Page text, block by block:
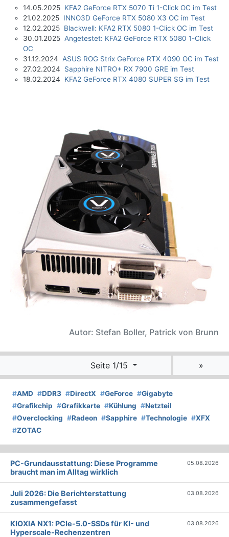
14.05.2025 KFA2 GeForce RTX 5070 Ti 1-Click OC im Test
21.02.2025 INNO3D GeForce RTX 5080 X3 OC im Test
12.02.2025 Blackwell: KFA2 RTX 5080 1-Click OC im Test
30.01.2025 Angetestet: KFA2 GeForce RTX 5080 1-Click
OC
31.12.2024 ASUS ROG Strix GeForce RTX 4090 OC im Test
27.02.2024 Sapphire NITRO+ RX 7900 GRE im Test
18.02.2024 KFA2 GeForce RTX 4080 SUPER SG im Test
Autor: Stefan Boller, Patrick von Brunn
Seite 1/15 »
#AMD #DDR3 #DirectX #GeForce #Gigabyte
#Grafikchip #Grafikkarte #Kühlung #Netzteil
#Overclocking #Radeon #Sapphire #Technologie #XFX
#ZOTAC
PC-Grundausstattung: Diese Programme
braucht man im Alltag wirklich
05.08.2026
Juli 2026: Die Bericht­erstattung
zusammengefasst
03.08.2026
KIOXIA NX1: PCIe-5.0-SSDs für KI- und
Hyperscale-Rechenzentren
03.08.2026